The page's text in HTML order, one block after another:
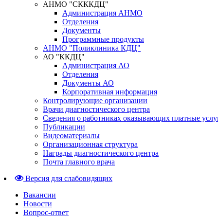
АНМО "СКККДЦ"
Администрация АНМО
Отделения
Документы
Программные продукты
АНМО "Поликлиника КДЦ"
АО "ККДЦ"
Администрация АО
Отделения
Документы АО
Корпоративная информация
Контролирующие организации
Врачи диагностического центра
Сведения о работниках оказывающих платные
Публикации
Видеоматериалы
Организационная структура
Награды диагностического центра
Почта главного врача
Версия для слабовидящих
Вакансии
Новости
Вопрос-ответ